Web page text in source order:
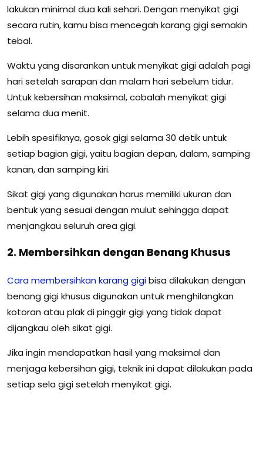
lakukan minimal dua kali sehari. Dengan menyikat gigi
secara rutin, kamu bisa mencegah karang gigi semakin
tebal.
Waktu yang disarankan untuk menyikat gigi adalah pagi
hari setelah sarapan dan malam hari sebelum tidur.
Untuk kebersihan maksimal, cobalah menyikat gigi
selama dua menit.
Lebih spesifiknya, gosok gigi selama 30 detik untuk
setiap bagian gigi, yaitu bagian depan, dalam, samping
kanan, dan samping kiri.
Sikat gigi yang digunakan harus memiliki ukuran dan
bentuk yang sesuai dengan mulut sehingga dapat
menjangkau seluruh area gigi.
2. Membersihkan dengan Benang Khusus
Cara membersihkan karang gigibisa dilakukan dengan
benang gigi khusus digunakan untuk menghilangkan
kotoran atau plak di pinggir gigi yang tidak dapat
dijangkau oleh sikat gigi.
Jika ingin mendapatkan hasil yang maksimal dan
menjaga kebersihan gigi, teknik ini dapat dilakukan pada
setiap sela gigi setelah menyikat gigi.